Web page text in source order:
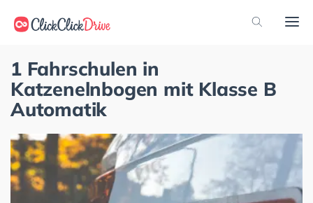
1 Fahrschulen in
Katzenelnbogen mit Klasse B
Automatik